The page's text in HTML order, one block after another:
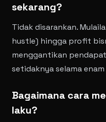
sekarang?
Tidak disarankan.
hustle) hingga profit
menggantikan
setidaknya selama
Bagaimana cara
laku?